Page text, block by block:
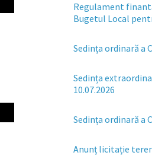
Regulament
Bugetul Local
Sedința ordinară a
Sedința
10.07.2026
Sedința ordinară a
Anunț licitație